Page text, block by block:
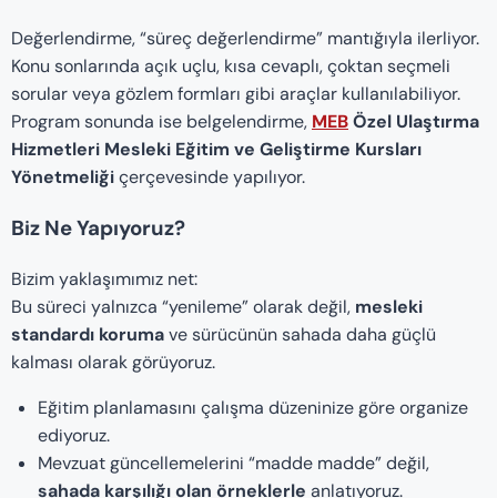
Değerlendirme, “süreç değerlendirme” mantığıyla ilerliyor.
Konu sonlarında açık uçlu, kısa cevaplı, çoktan seçmeli
sorular veya gözlem formları gibi araçlar kullanılabiliyor.
Program sonunda ise belgelendirme, MEBÖzel Ulaştırma
Hizmetleri Mesleki Eğitim ve Geliştirme Kursları
Yönetmeliğiçerçevesinde yapılıyor.
Biz Ne Yapıyoruz?
Bizim yaklaşımımız net:
Bu süreci yalnızca “yenileme” olarak değil, mesleki
standardı korumave sürücünün sahada daha güçlü
kalması olarak görüyoruz.
Eğitim planlamasını çalışma düzeninize göre organize
ediyoruz.
Mevzuat güncellemelerini “madde madde” değil,
sahada karşılığı olan örneklerle anlatıyoruz.